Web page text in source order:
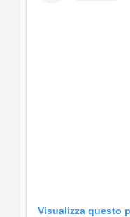
Visualizza questo